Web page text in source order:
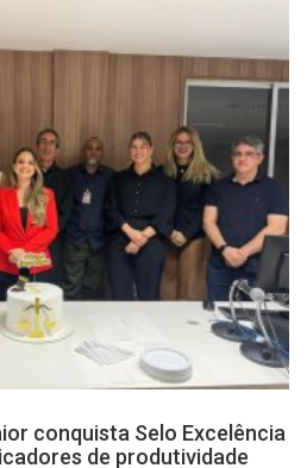
conquista Selo Excelência
de produtividade